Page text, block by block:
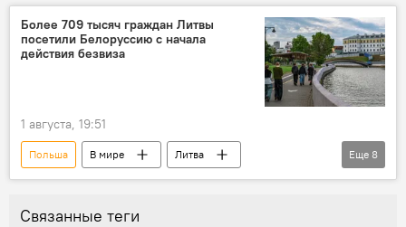
государственная граница
очереди на границе
транспорт
Более 709 тысяч граждан Литвы
посетили Белоруссию с начала
действия безвиза
1 августа, 19:51
Польша В мире
Литва
Белоруссия
"безвиз"
Еще 8
Связанные теги